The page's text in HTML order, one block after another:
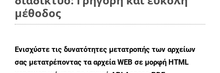
μέθοδος
Ενισχύστε τις δυνατότητες μετατροπής των αρχείων
σας μετατρέποντας τα αρχεία WEB σε μορφή HTML